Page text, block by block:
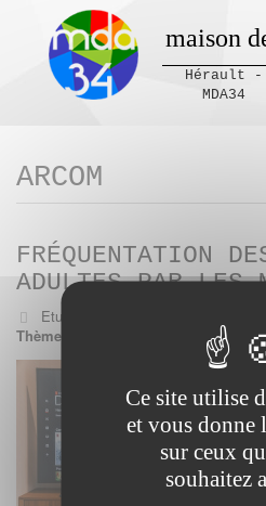
maison
Hérault -
MDA34
ARCOM
FRÉQUENTATION
ADULTES PAR LES
Etude
Thèmes:
Sexualité
Ce site utilise
et vous donne
sur ceux
souhaitez